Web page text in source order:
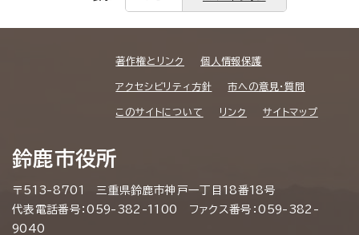
著作権とリンク 個人情報保護
アクセシビリティ方針 市への意見・質問
このサイトについて リンク サイトマップ
鈴鹿市役所
〒513-8701 三重県鈴鹿市神戸一丁目18番18号
代表電話番号：059-382-1100 ファクス番号：059-382-
9040